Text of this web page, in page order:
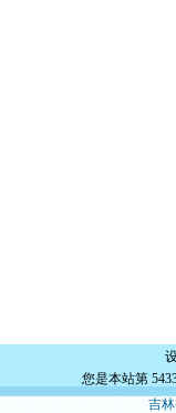
您是本站第
吉